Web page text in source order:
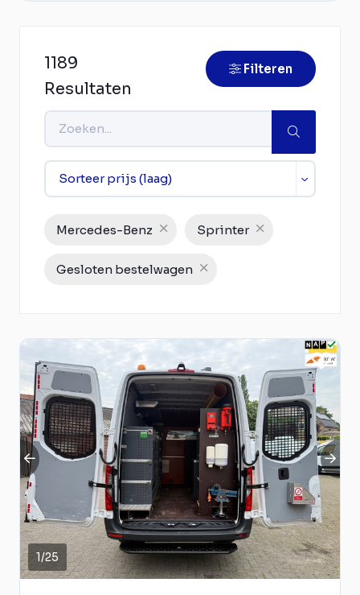
1189
Resultaten
Filteren
Mercedes-Benz Sprinter
Gesloten bestelwagen
1/25